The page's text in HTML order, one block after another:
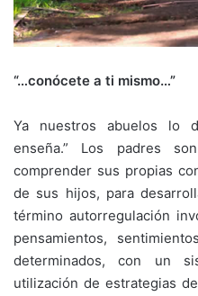
“…conócete a ti mismo…”
Ya nuestros abuelos lo
enseña.” Los padres
comprender sus propias
de sus hijos, para
término autorregulación
pensamientos,
determinados, con un
utilización de estrategias